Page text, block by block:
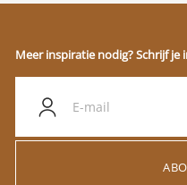
Meer inspiratie nodig? Schrijf je